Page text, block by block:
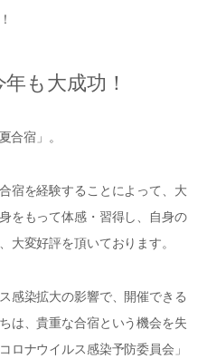
も大成功！
合宿」。
宿を経験することによって、大
をもって体感・習得し、自身の
大変好評を頂いております。
感染拡大の影響で、開催できる
は、貴重な合宿という機会を失
ロナウイルス感染予防委員会」